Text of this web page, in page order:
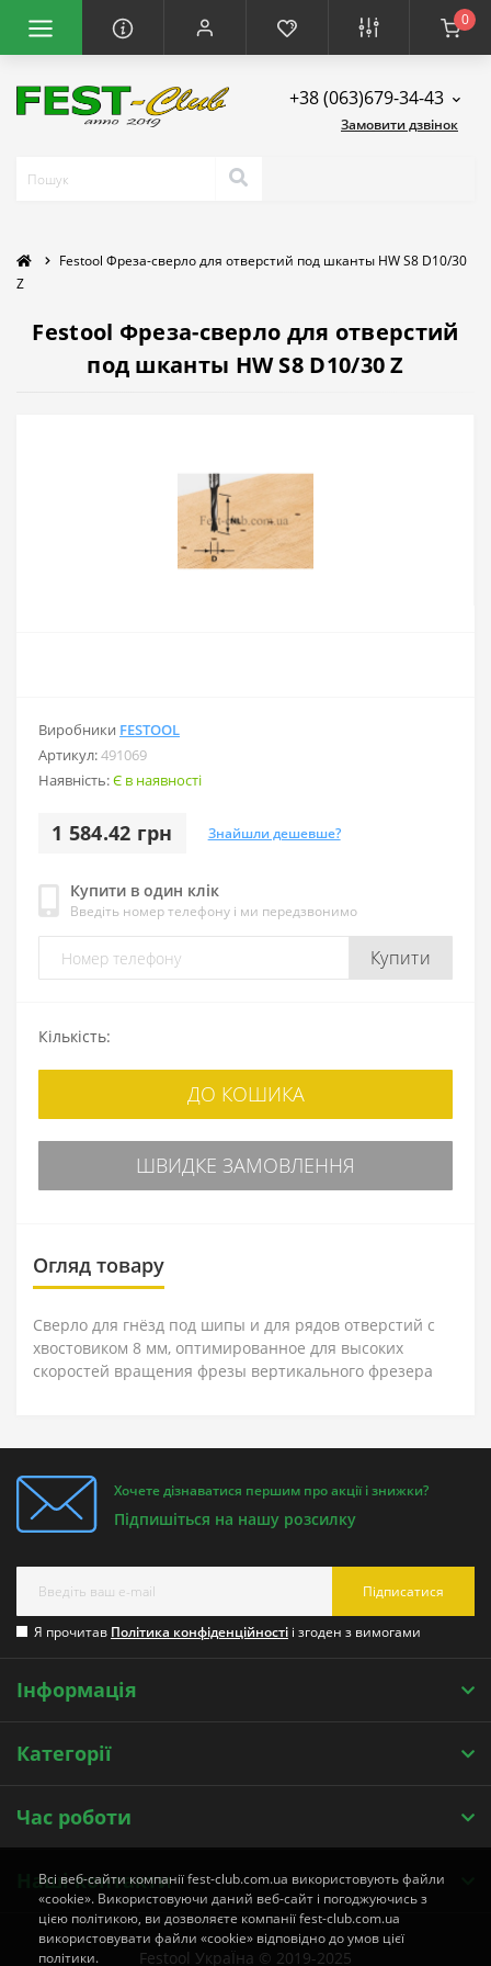
0
+38 (063)679-34-43
Замовити дзвінок
Festool Фреза-сверло для отверстий под шканты HW S8 D10/30
Z
Festool Фреза-сверло для отверстий
под шканты HW S8 D10/30 Z
Виробники FESTOOL
Артикул:491069
Наявність:Є в наявності
1 584.42 грн Знайшли дешевше?
Купити в один клік
Введіть номер телефону і ми передзвонимо
Купити
Кількість:
ДО КОШИКА
ШВИДКЕ ЗАМОВЛЕННЯ
Огляд товару
Сверло для гнёзд под шипы и для рядов отверстий с
хвостовиком 8 мм, оптимированное для высоких
скоростей вращения фрезы вертикального фрезера
Хочете дізнаватися першим про акції і знижки?
Підпишіться на нашу розсилку
Підписатися
Я прочитав Політика конфіденційності і згоден з вимогами
Інформація
Категорії
Час роботи
Наші контакти
Festool УкраЇна © 2019-2025
Всі веб-сайти компанії fest-club.com.ua використовують файли
«cookie». Використовуючи даний веб-сайт і погоджуючись з
цією політикою, ви дозволяєте компанії fest-club.com.ua
використовувати файли «cookie» відповідно до умов цієї
політики.